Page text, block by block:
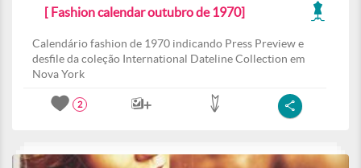
[ Fashion calendar outubro de 1970]
Calendário fashion de 1970 indicando Press Preview e
desfile da coleção International Dateline Collection em
Nova York
2